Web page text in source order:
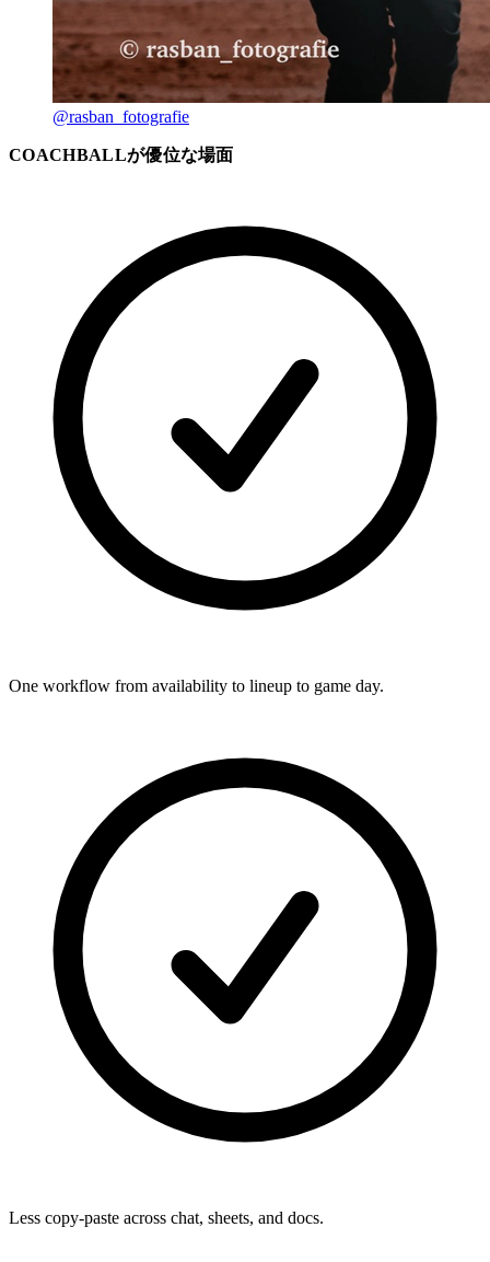
@rasban_fotografie
COACHBALLが優位な場面
One workflow from availability to lineup to game day.
Less copy-paste across chat, sheets, and docs.